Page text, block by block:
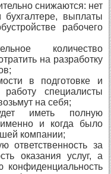
снижаются: нет
выплаты
рабочего
количество
на разработку
в подготовке и
специалисты
на себя;
иметь полную
и когда было
компании;
за
оказания услуг, а
конфиденциальность